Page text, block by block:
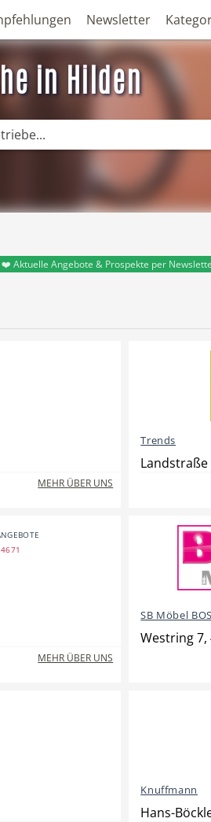
Newsletter
in Hilden
❤️ Aktuelle Angebote & Prospekte per
MEHR ÜBER UNS
Trends
Landstraße
MEHR ÜBER UNS
SB Möbel
Westring 7,
Knuffmann
Hans-